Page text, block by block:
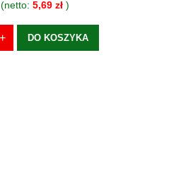
(netto: 5,69 zł)
DO KOSZYKA